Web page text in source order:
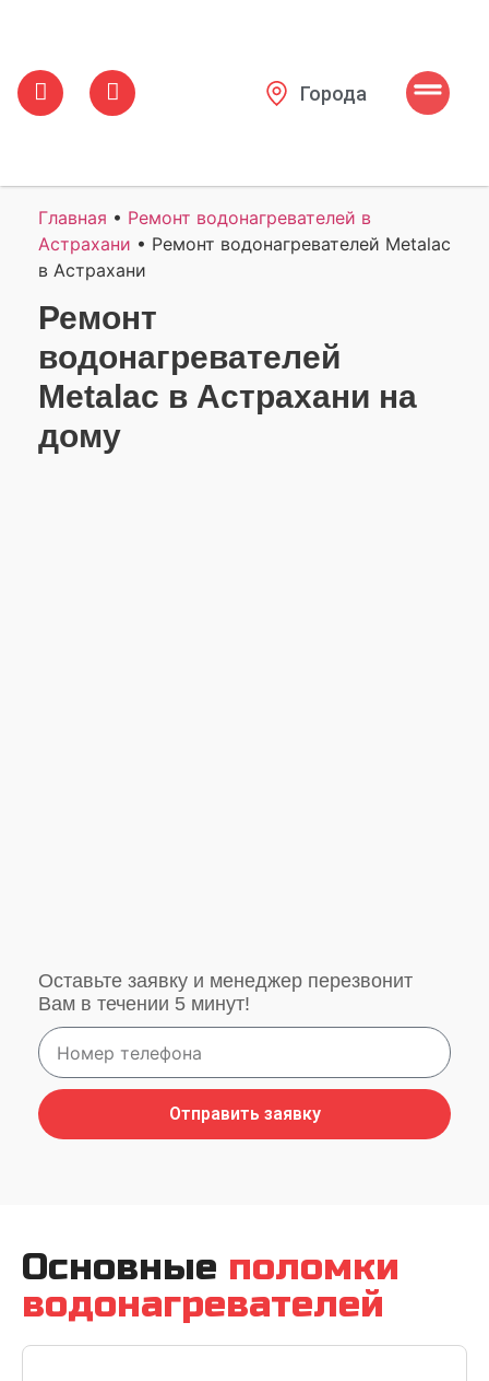
Города
Главная • Ремонт водонагревателей в
Астрахани • Ремонт водонагревателей Metalac
в Астрахани
Ремонт
водонагревателей
Metalac в Астрахани на
дому
Оставьте заявку и менеджер перезвонит
Вам в течении 5 минут!
Отправить заявку
Основные поломки
водонагревателей